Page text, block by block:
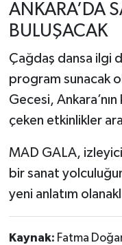
ANKARA’DA
BULUŞACAK
Çağdaş dansa ilgi
program sunacak
Gecesi,
çeken etkinlikler
MAD GALA,
bir sanat
yeni anlatım
Kaynak: Fatma